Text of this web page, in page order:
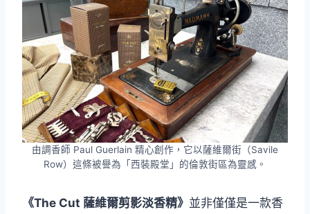
由調香師 Paul Guerlain 精心創作，它以薩維爾街（Savile
Row）這條被譽為「西裝殿堂」的倫敦街區為靈感。
《The Cut 薩維爾剪影淡香精》 並非僅僅是一款香